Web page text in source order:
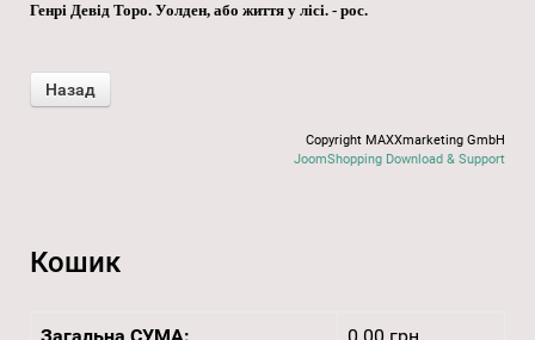
Генрі Девід Торо. Уолден, або життя у лісі. - рос.
Copyright MAXXmarketing GmbH
JoomShopping Download & Support
Кошик